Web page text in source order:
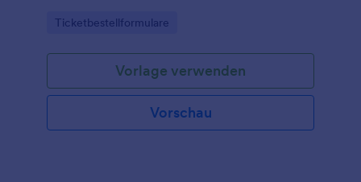
anpassbare Formularvorlage.
Go to Category:
Ticketbestellformulare
Vorlage verwenden
Vorschau